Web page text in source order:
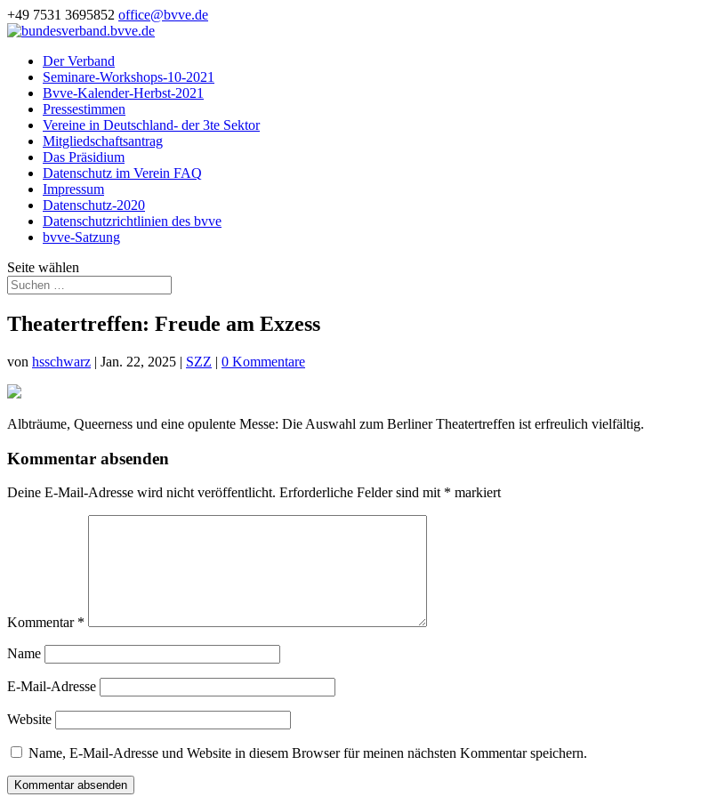
+49 7531 3695852 office@bvve.de
Der Verband
Seminare-Workshops-10-2021
Bvve-Kalender-Herbst-2021
Pressestimmen
Vereine in Deutschland- der 3te Sektor
Mitgliedschaftsantrag
Das Präsidium
Datenschutz im Verein FAQ
Impressum
Datenschutz-2020
Datenschutzrichtlinien des bvve
bvve-Satzung
Seite wählen
Theatertreffen: Freude am Exzess
von hsschwarz | Jan. 22, 2025 | SZZ | 0 Kommentare
Albträume, Queerness und eine opulente Messe: Die Auswahl zum Berliner Theatertreffen ist erfreulich vielfältig.
Kommentar absenden
Deine E-Mail-Adresse wird nicht veröffentlicht. Erforderliche Felder sind mit * markiert
Kommentar *
Name
E-Mail-Adresse
Website
Name, E-Mail-Adresse und Website in diesem Browser für meinen nächsten Kommentar speichern.